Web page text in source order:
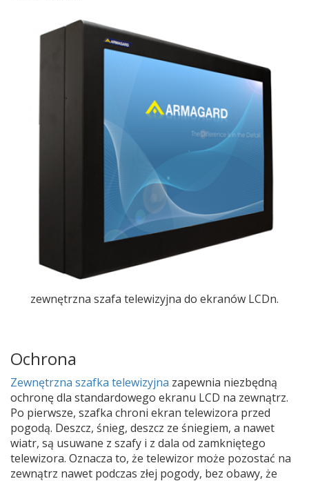
zewnętrzna szafa telewizyjna do ekranów LCDn.
Ochrona
Zewnętrzna szafka telewizyjna zapewnia niezbędną
ochronę dla standardowego ekranu LCD na zewnątrz.
Po pierwsze, szafka chroni ekran telewizora przed
pogodą. Deszcz, śnieg, deszcz ze śniegiem, a nawet
wiatr, są usuwane z szafy i z dala od zamkniętego
telewizora. Oznacza to, że telewizor może pozostać na
zewnątrz nawet podczas złej pogody, bez obawy, że